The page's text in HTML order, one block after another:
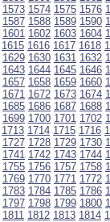
1573 1574 1575 1576
1587 1588 1589 1590
1601 1602 1603 1604
1615 1616 1617 1618
1629 1630 1631 1632
1643 1644 1645 1646
1657 1658 1659 1660
1671 1672 1673 1674
1685 1686 1687 1688
1699 1700 1701 1702
1713 1714 1715 1716
1727 1728 1729 1730
1741 1742 1743 1744
1755 1756 1757 1758
1769 1770 1771 1772
1783 1784 1785 1786
1797 1798 1799 1800
1811 1812 1813 1814